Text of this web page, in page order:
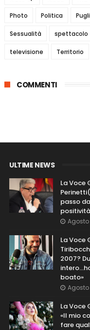
Photo Politica
Sessualità spettacolo
televisione Territorio
COMMENTI
ULTIME NEWS
La Voce
passo
Agosto
La Voce
2007?
boato»
Agosto
La Voce
«Il mio
fare